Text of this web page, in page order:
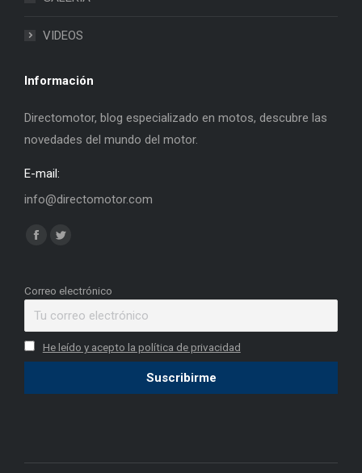
VIDEOS
Información
Directomotor, blog especializado en motos, descubre las
novedades del mundo del motor.
E-mail:
info@directomotor.com
Find us on:
Facebook
opens
window
Twitter
opens
window
Correo electrónico
He leído y acepto la política de privacidad